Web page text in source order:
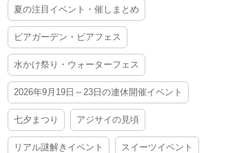
夏の注目イベント・催しまとめ
ビアガーデン・ビアフェス
水かけ祭り・ウォーターフェス
2026年9月19日～23日の連休開催イベント
七夕まつり アジサイの見頃
リアル謎解きイベント スイーツイベント